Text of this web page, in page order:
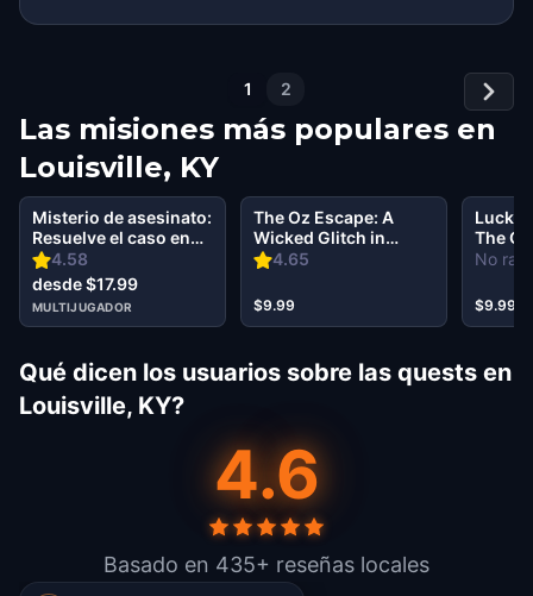
1 2
Las misiones más populares en
Louisville, KY
4.58
Misterio de asesinato:
Resuelve el caso en
East Market District
Louisville, KY
desde $17.99
MULTIJUGADOR
4.65
The Oz Escape: A
Wicked Glitch in
Louisville
$9.99
No
Lucky
The
in
$9.99
Qué dicen los usuarios sobre las quests en
Louisville, KY?
4.6
Basado en 435+ reseñas locales